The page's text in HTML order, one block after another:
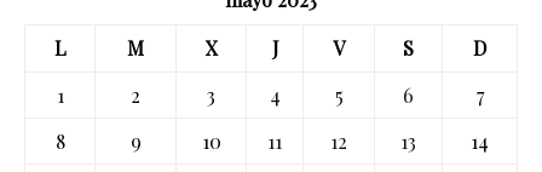
L
M X J V S
D
1
2 3 4 5 6
7
8
9 10 11 12 13
14